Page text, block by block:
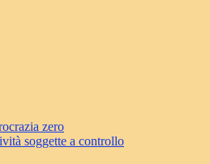
zero
soggette a controllo